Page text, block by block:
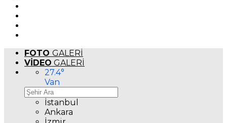
FOTO GALERİ
VİDEO GALERİ
27.4°
Van
İstanbul
Ankara